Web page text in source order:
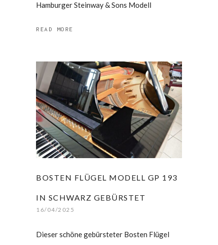
Hamburger Steinway & Sons Modell
READ MORE
BOSTEN FLÜGEL MODELL GP 193
IN SCHWARZ GEBÜRSTET
16/04/2025
Dieser schöne gebürsteter Bosten Flügel